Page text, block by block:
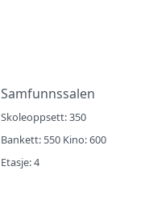
Samfunnssalen
Skoleoppsett: 350
Bankett: 550 Kino: 600
Etasje: 4